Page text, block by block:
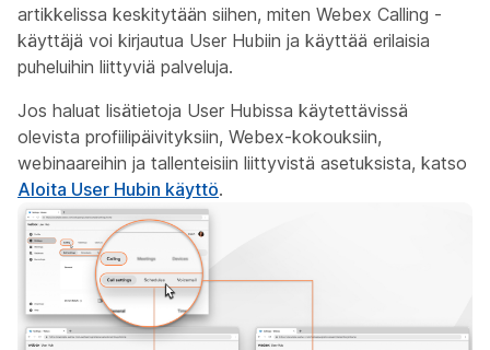
artikkelissa keskitytään siihen, miten Webex Calling -
käyttäjä voi kirjautua User Hubiin ja käyttää erilaisia
puheluihin liittyviä palveluja.
Jos haluat lisätietoja User Hubissa käytettävissä
olevista profiilipäivityksiin, Webex-kokouksiin,
webinaareihin ja tallenteisiin liittyvistä asetuksista, katso
Aloita User Hubin käyttö.